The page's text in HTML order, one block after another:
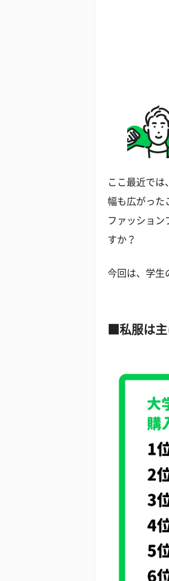
ここ最近では
幅も広がった
ファッション
すか？
今回は、学生
私服は